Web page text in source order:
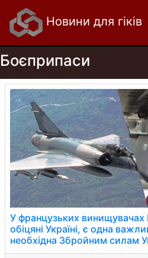
Новини для гіків
Боєприпаси
У французьких винищувачах
обіцяні Україні, є одна
необхідна Збройним силам